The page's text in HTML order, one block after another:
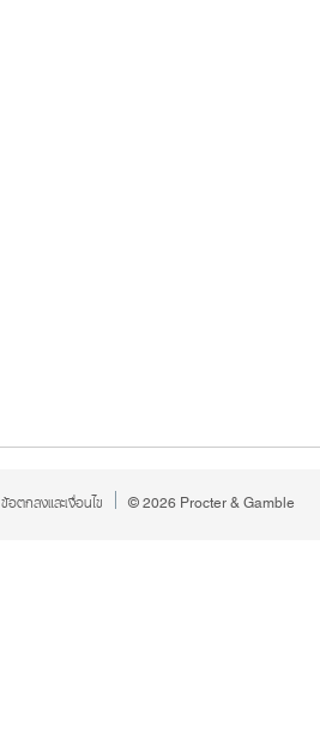
ข้อตกลงและเงื่อนไข ©2026Procter & Gamble